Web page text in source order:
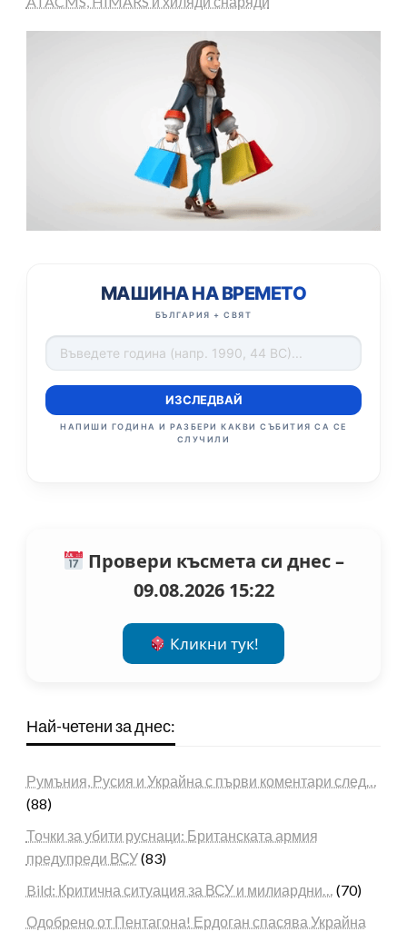
МАШИНА НА ВРЕМЕТО
БЪЛГАРИЯ + СВЯТ
ИЗСЛЕДВАЙ
НАПИШИ ГОДИНА И РАЗБЕРИ КАКВИ СЪБИТИЯ СА СЕ
СЛУЧИЛИ
Провери късмета си днес –
09.08.2026 15:22
Кликни тук!
Най-четени за днес:
Румъния, Русия и Украйна с първи коментари след…
(88)
Точки за убити руснаци: Британската армия
предупреди ВСУ(83)
Bild: Критична ситуация за ВСУ и милиардни… (70)
Одобрено от Пентагона! Ердоган спасява Украйна